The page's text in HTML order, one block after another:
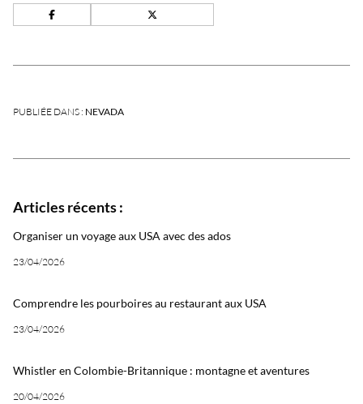
PUBLIÉE DANS : NEVADA
Articles récents :
Organiser un voyage aux USA avec des ados
23/04/2026
Comprendre les pourboires au restaurant aux USA
23/04/2026
Whistler en Colombie-Britannique : montagne et aventures
20/04/2026